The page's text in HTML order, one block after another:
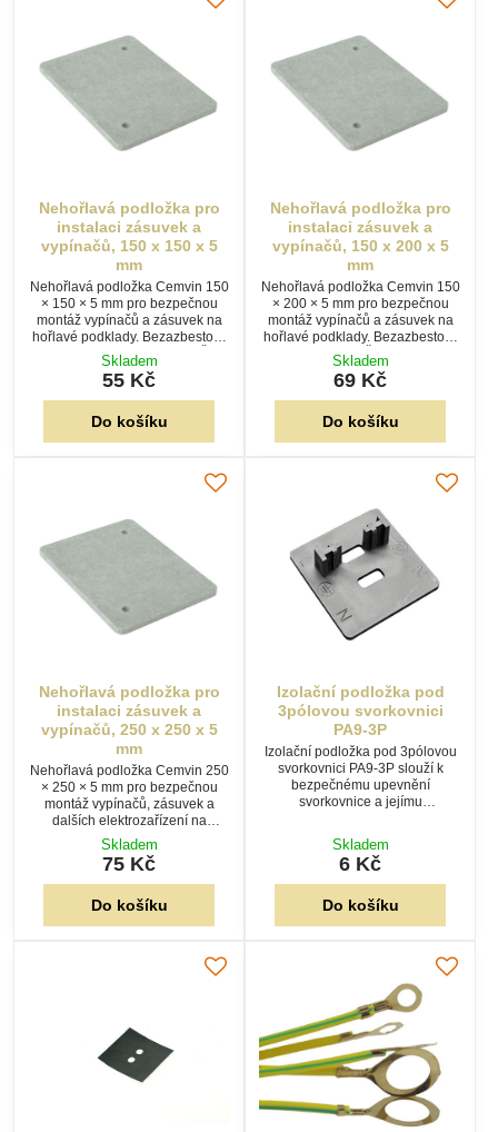
instalaci zásuvek a
vypínačů, 150 x 150 x 5
mm
Nehořlavá podložka Cemvin 150
× 150 × 5 mm pro bezpečnou
montáž vypínačů a zásuvek na
hořlavé podklady. Bezazbestový
materiál splňuje požadavky ČSN
33 2312 a zvyšuje bezpečnost
elektroinstalace.
Skladem
55 Kč
Do košíku
instalaci zásuvek a
vypínačů, 150 x 200 x 5
mm
Nehořlavá podložka Cemvin 150
× 200 × 5 mm pro bezpečnou
montáž vypínačů a zásuvek na
hořlavé podklady. Bezazbestový
materiál splňuje ČSN 33 2312 a
poskytuje spolehlivou tepelnou
ochranu elektroinstalace.
Skladem
69 Kč
Do košíku
instalaci zásuvek a
vypínačů, 250 x 250 x 5
mm
Nehořlavá podložka Cemvin 250
× 250 × 5 mm pro bezpečnou
montáž vypínačů, zásuvek a
dalších elektrozařízení na
hořlavé podklady. Bezazbestový
materiál splňuje ČSN 33 2312 a
zvyšuje požární bezpečnost.
Skladem
75 Kč
Do košíku
3pólovou svorkovnici
PA9-3P
Izolační podložka pod 3pólovou
svorkovnici PA9-3P slouží k
bezpečnému upevnění
svorkovnice a jejímu
elektrickému oddělení od
správné zapojení vodičů.
6 Kč
Do košíku